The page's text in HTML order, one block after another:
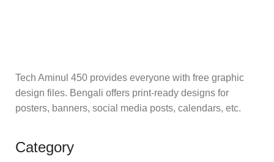
Tech Aminul 450 provides everyone with free graphic
design files. Bengali offers print-ready designs for
posters, banners, social media posts, calendars, etc.
Category